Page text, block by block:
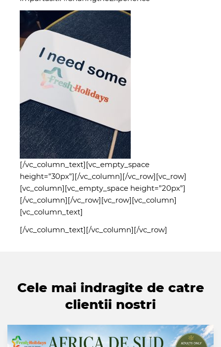
[/vc_column_text][vc_empty_space
height=”30px”][/vc_column][/vc_row][vc_row]
[vc_column][vc_empty_space height=”20px”]
[/vc_column][/vc_row][vc_row][vc_column]
[vc_column_text]
[/vc_column_text][/vc_column][/vc_row]
Cele mai indragite de catre
clientii nostri